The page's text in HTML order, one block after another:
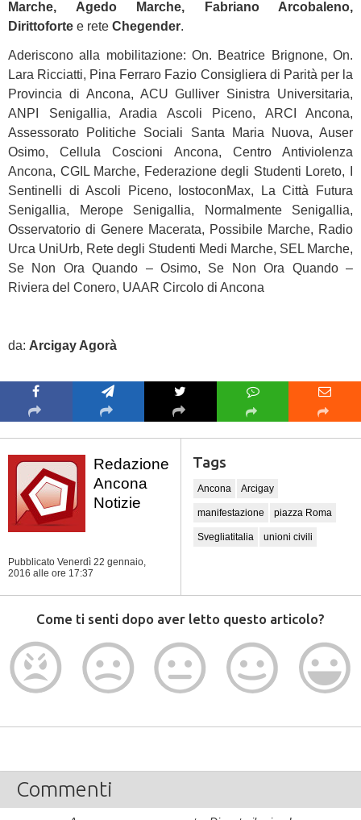
Marche, Agedo Marche, Fabriano Arcobaleno,
Dirittoforte e rete Chegender.
Aderiscono alla mobilitazione: On. Beatrice Brignone, On.
Lara Ricciatti, Pina Ferraro Fazio Consigliera di Parità per la
Provincia di Ancona, ACU Gulliver Sinistra Universitaria,
ANPI Senigallia, Aradia Ascoli Piceno, ARCI Ancona,
Assessorato Politiche Sociali Santa Maria Nuova, Auser
Osimo, Cellula Coscioni Ancona, Centro Antiviolenza
Ancona, CGIL Marche, Federazione degli Studenti Loreto, I
Sentinelli di Ascoli Piceno, IostoconMax, La Città Futura
Senigallia, Merope Senigallia, Normalmente Senigallia,
Osservatorio di Genere Macerata, Possibile Marche, Radio
Urca UniUrb, Rete degli Studenti Medi Marche, SEL Marche,
Se Non Ora Quando – Osimo, Se Non Ora Quando –
Riviera del Conero, UAAR Circolo di Ancona
da: Arcigay Agorà
Redazione
Ancona
Notizie
Pubblicato Venerdì 22 gennaio,
2016 alle ore 17:37
Tags
Ancona Arcigay
manifestazione piazza Roma
Svegliatitalia unioni civili
Come ti senti dopo aver letto questo articolo?
Commenti